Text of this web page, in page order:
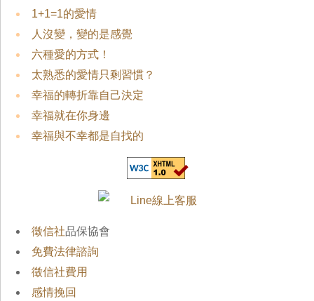
1+1=1的愛情
人沒變，變的是感覺
六種愛的方式！
太熟悉的愛情只剩習慣？
幸福的轉折靠自己決定
幸福就在你身邊
幸福與不幸都是自找的
徵信社品保協會
免費法律諮詢
徵信社費用
感情挽回